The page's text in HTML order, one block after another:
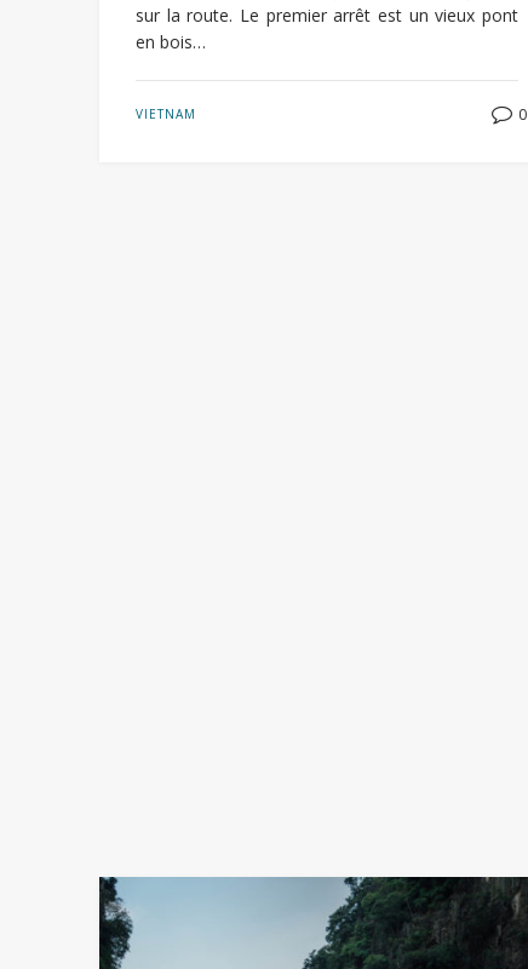
sur la route. Le premier arrêt est un vieux pont
en bois…
VIETNAM 0